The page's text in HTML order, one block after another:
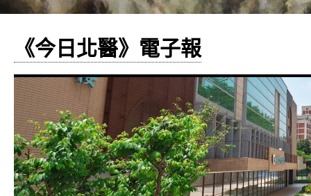
《今日北醫》電子報